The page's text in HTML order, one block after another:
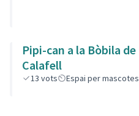
Pipi-can a la Bòbila de
Calafell
13 vots Espai per mascotes